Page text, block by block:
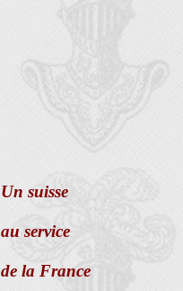
Un suisse
au service
de la France